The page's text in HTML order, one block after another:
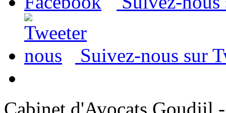
Suivez-nous sur
Cabinet d'Avocats Goudjil